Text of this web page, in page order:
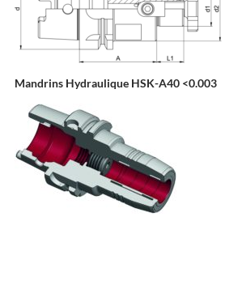
Mandrins Hydraulique HSK-A40 <0.003